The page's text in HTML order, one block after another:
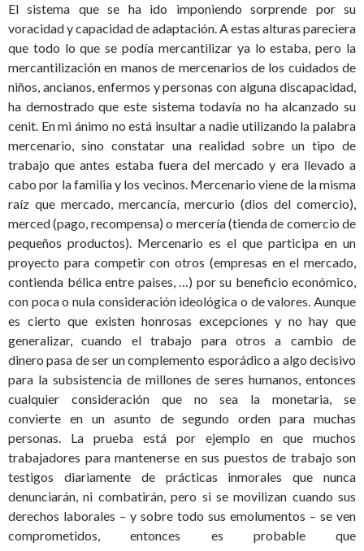
El sistema que se ha ido imponiendo sorprende por su
voracidad y capacidad de adaptación. A estas alturas pareciera
que todo lo que se podía mercantilizar ya lo estaba, pero la
mercantilización en manos de mercenarios de los cuidados de
niños, ancianos, enfermos y personas con alguna discapacidad,
ha demostrado que este sistema todavía no ha alcanzado su
cenit. En mi ánimo no está insultar a nadie utilizando la palabra
mercenario, sino constatar una realidad sobre un tipo de
trabajo que antes estaba fuera del mercado y era llevado a
cabo por la familia y los vecinos. Mercenario viene de la misma
raíz que mercado, mercancía, mercurio (dios del comercio),
merced (pago, recompensa) o mercería (tienda de comercio de
pequeños productos). Mercenario es el que participa en un
proyecto para competir con otros (empresas en el mercado,
contienda bélica entre paises, …) por su beneficio económico,
con poca o nula consideración ideológica o de valores. Aunque
es cierto que existen honrosas excepciones y no hay que
generalizar, cuando el trabajo para otros a cambio de
dinero pasa de ser un complemento esporádico a algo decisivo
para la subsistencia de millones de seres humanos, entonces
cualquier consideración que no sea la monetaria, se
convierte en un asunto de segundo orden para muchas
personas. La prueba está por ejemplo en que muchos
trabajadores para mantenerse en sus puestos de trabajo son
testigos diariamente de prácticas inmorales que nunca
denunciarán, ni combatirán, pero si se movilizan cuando sus
derechos laborales – y sobre todo sus emolumentos – se ven
comprometidos, entonces es probable que